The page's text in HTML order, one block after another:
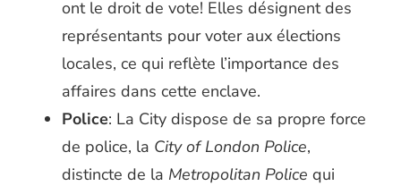
ont le droit de vote! Elles désignent des
représentants pour voter aux élections
locales, ce qui reflète l’importance des
affaires dans cette enclave.
Police: La City dispose de sa propre force
de police, la City of London Police,
distincte de la Metropolitan Police qui